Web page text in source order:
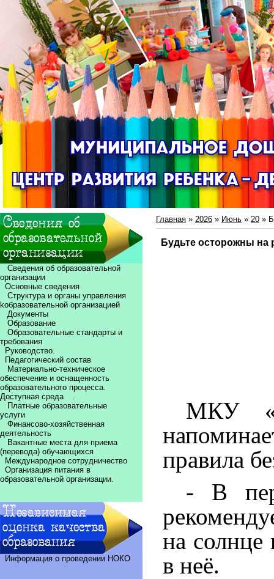
Сведения об образовательной
организации
Основные сведения
Структура и органы управления
kобразовательной организацией
Документы
Образование
Образовательные стандарты и
требования
Руководство.
Педагогический состав
Материально-техническое
обеспечение и оснащенность
образовательного процесса.
Доступная среда
.
Платные образовательные
услуги
Финансово-хозяйственная
деятельность
Вакантные места для приема
(перевода) обучающихся
Международное сотрудничество
Организация питания в
образовательной организации.
Информация о проведении НОКО
Главная » 2026 » Июнь » 20 »
Будьте осторожны на
МКУ
правила
- В
на солнце
в неё.